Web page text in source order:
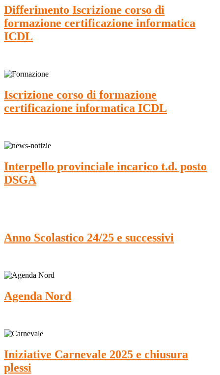
Differimento Iscrizione corso di
formazione certificazione informatica
ICDL
Iscrizione corso di formazione
certificazione informatica ICDL
Interpello provinciale incarico t.d. posto
DSGA
Anno Scolastico 24/25 e successivi
Agenda Nord
Iniziative Carnevale 2025 e chiusura
plessi